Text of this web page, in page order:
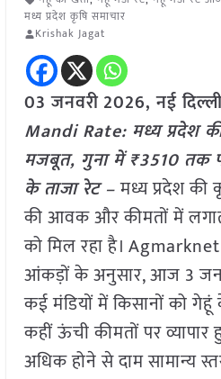
मध्य प्रदेश कृषि समाचार
Krishak Jagat
03 जनवरी2026, नई
Mandi Rate: मध्य प्रदेश
मजबूत, गुना में ₹3510 तक
के ताजा रेट –मध्य प्रदेश की
की आवक और कीमतों में
को मिल रहा है।
आंकड़ों के अनुसार, आज 3
कई मंडियों में किसानों को
कहीं ऊंची कीमतों पर
अधिक होने से दाम सामान्य